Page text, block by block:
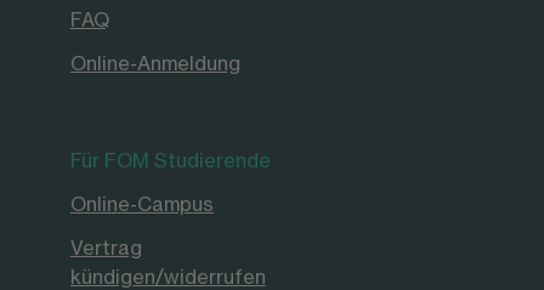
FAQ
Online-Anmeldung
Für FOM Studierende
Online-Campus
Vertrag
kündigen/widerrufen